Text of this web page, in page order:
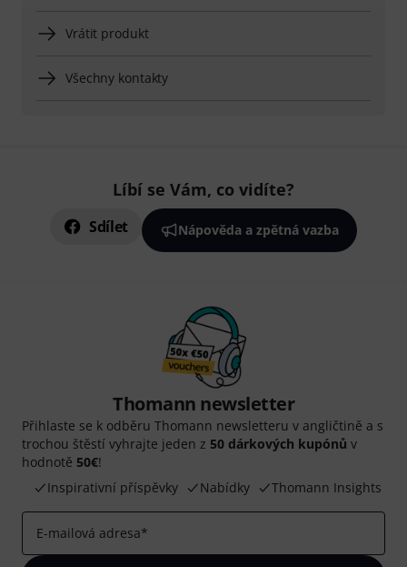
Vrátit produkt
Všechny kontakty
Líbí se Vám, co vidíte?
Sdílet Nápověda a zpětná vazba
Thomann newsletter
Přihlaste se k odběru Thomann newsletteru v angličtině a s
trochou štěstí vyhrajte jeden z 50 dárkových kupónů v
hodnotě 50€!
Inspirativní příspěvky
Nabídky Thomann Insights
E-mailová adresa*